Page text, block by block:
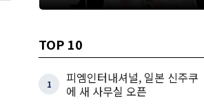
TOP 10
1
피엠인터내셔널, 일본 신주쿠
에 새 사무실 오픈